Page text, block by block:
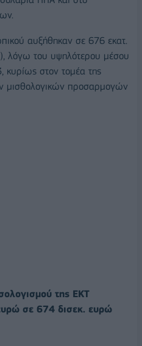
αυξήθηκαν σε 676 εκατ.
λόγω του υψηλότερου μέσου
στον τομέα της
μισθολογικών προσαρμογών
της ΕΚΤ
σε 674 δισεκ. ευρώ